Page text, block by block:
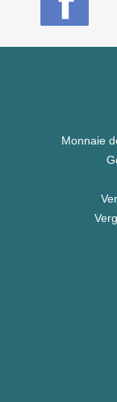
Monnaie